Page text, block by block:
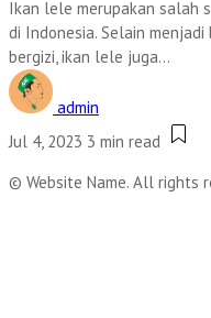
Ikan lele merupakan salah
di Indonesia. Selain
bergizi, ikan lele juga...
admin
Jul 4, 2023 3 min read
© Website Name. All rights